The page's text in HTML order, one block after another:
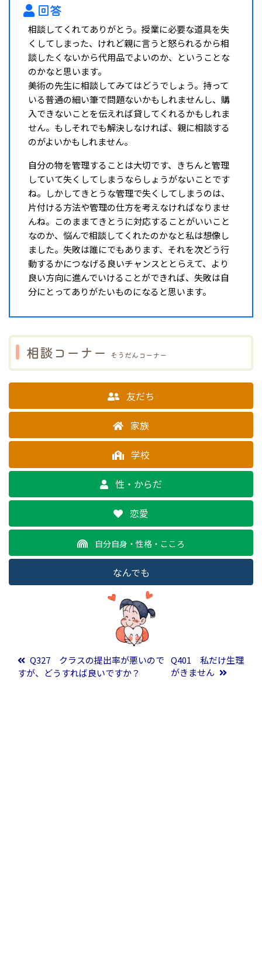
回答
相談してくれてありがとう。授業に必要な道具を失
くしてしまった、けれど親に言うと怒られるから相
談したくないから代用品でよいのか、ということな
のかなと思います。
美術の先生に相談してみてはどうでしょう。持って
いる普通の細い筆で問題ないかもしれませんし、購
入できないことを伝えれば貸してくれるかもしれま
せん。もしそれでも解決しなければ、親に相談する
のがよいかもしれません。
自分の物を管理することは大切です、きちんと管理
していて失くしてしまうならしょうがないことです
ね。しかしてきとうな管理で失くしてしまうのは、
片付ける方法や管理の仕方を考えなければなりませ
んね。このままてきとうに対応することがいいこと
なのか、悩んで相談してくれたのかなと私は想像し
ました。失敗は誰にでもあります、それを次どう行
動するかにつなげる良いチャンスととらえて、より
良い方向に進んでいけることができれば、失敗は自
分にとってありがたいものになると思います。
相談コーナー そうだんコーナー
友だち
家族
学校
性・からだ
恋愛
自分自身・性格・こころ
なんでも
投稿ナビゲーション
Q327 クラスの提出率が悪いので
すが、どうすれば良いですか？
Q401 私だけ生理
がきません